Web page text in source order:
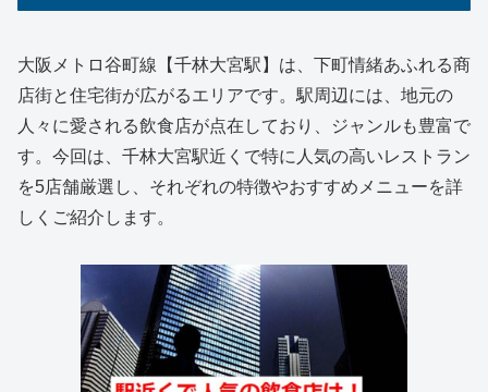
大阪メトロ谷町線【千林大宮駅】は、下町情緒あふれる商
店街と住宅街が広がるエリアです。駅周辺には、地元の
人々に愛される飲食店が点在しており、ジャンルも豊富で
す。今回は、千林大宮駅近くで特に人気の高いレストラン
を5店舗厳選し、それぞれの特徴やおすすめメニューを詳
しくご紹介します。